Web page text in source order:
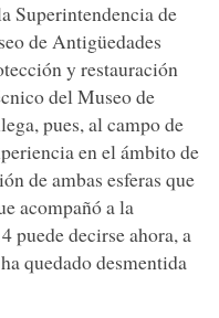
Superintendencia de
de Antigüedades
y restauración
del Museo de
pues, al campo de
en el ámbito de
de ambas esferas que
acompañó a la
puede decirse ahora, a
quedado desmentida